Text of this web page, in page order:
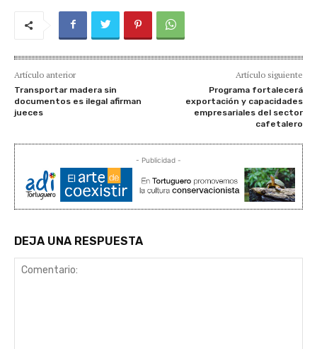
Artículo anterior
Transportar madera sin
documentos es ilegal afirman
jueces
Artículo siguiente
Programa fortalecerá
exportación y capacidades
empresariales del sector
cafetalero
- Publicidad -
DEJA UNA RESPUESTA